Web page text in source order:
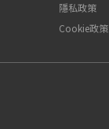
隱私政策
Cookie政策